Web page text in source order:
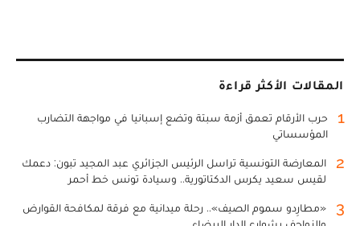
المقالات الأكثر قراءة
1
حرب الأرقام تعمق أزمة سبتة وتضع إسبانيا في مواجهة التضارب
المؤسساتي
2
المعارضة التونسية تراسل الرئيس الجزائري عبد المجيد تبون: دعمك
لقيس سعيد يكرس الدكتاتورية.. وسيادة تونس خط أحمر
3
«مطارِدو سموم الصيف».. رحلة ميدانية مع فرقة لمكافحة القوارض
والزواحف بشوارع الدار البيضاء